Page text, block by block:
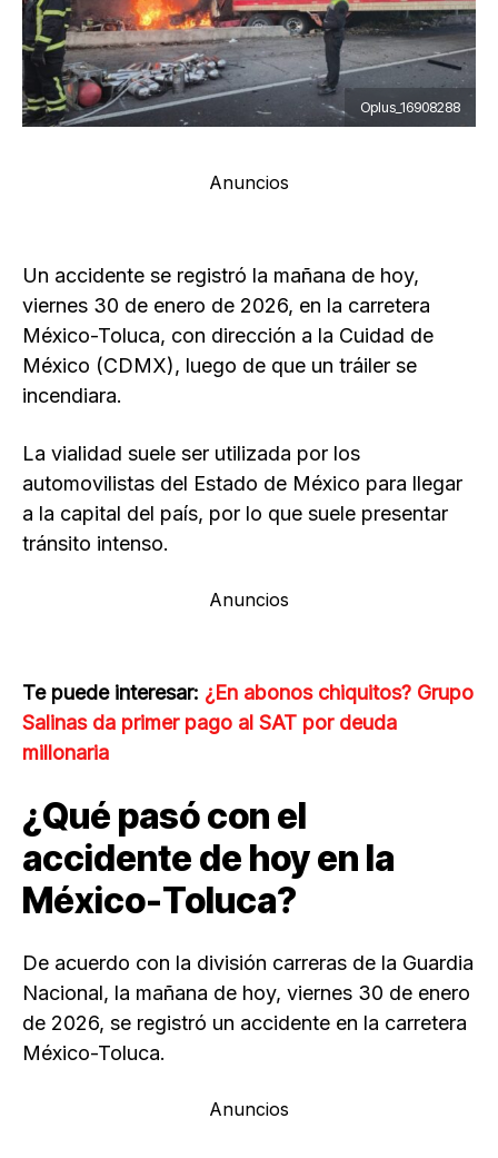
Oplus_16908288
Anuncios
Un accidente se registró la mañana de hoy,
viernes 30 de enero de 2026, en la carretera
México-Toluca, con dirección a la Cuidad de
México (CDMX), luego de que un tráiler se
incendiara.
La vialidad suele ser utilizada por los
automovilistas del Estado de México para llegar
a la capital del país, por lo que suele presentar
tránsito intenso.
Anuncios
Te puede interesar: ¿En abonos chiquitos? Grupo
Salinas da primer pago al SAT por deuda
millonaria
¿Qué pasó con el
accidente de hoy en la
México-Toluca?
De acuerdo con la división carreras de la Guardia
Nacional, la mañana de hoy, viernes 30 de enero
de 2026, se registró un accidente en la carretera
México-Toluca.
Anuncios